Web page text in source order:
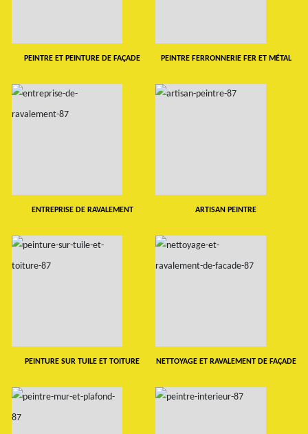
PEINTRE ET PEINTURE DE FAÇADE PEINTRE FERRONNERIE FER ET MÉTAL
ENTREPRISE DE RAVALEMENT ARTISAN PEINTRE
PEINTURE SUR TUILE ET TOITURE NETTOYAGE ET RAVALEMENT DE FAÇADE